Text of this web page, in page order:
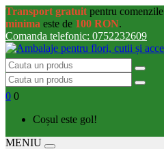
Transport gratuit pentru comenzile
minima este de 100 RON.
Comanda telefonic: 0752232609
0 0
Coșul este gol!
MENIU